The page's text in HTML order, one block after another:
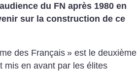
du FN après 1980 en
sur la construction de ce
des Français » est le deuxième
mis en avant par les élites